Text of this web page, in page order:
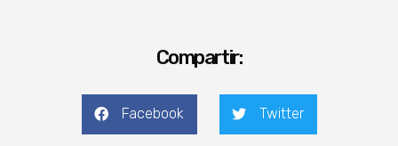
Compartir:
Facebook Twitter